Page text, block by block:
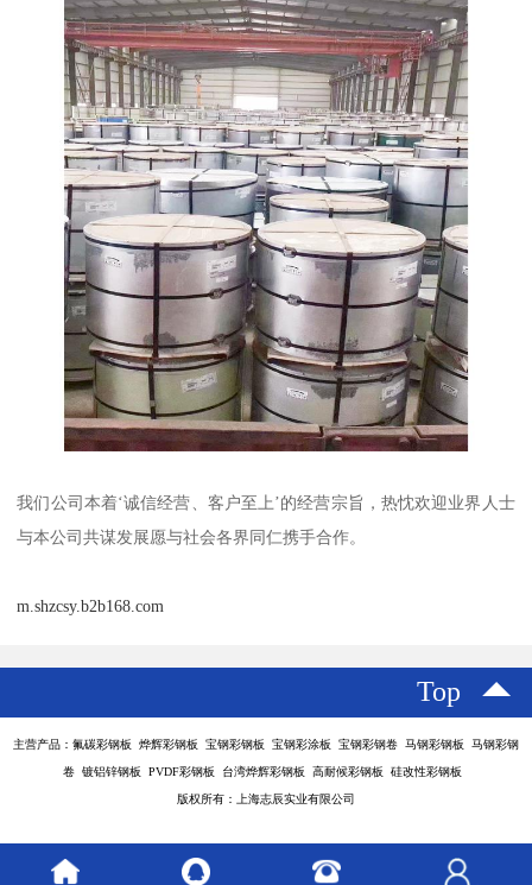
我们公司本着‘诚信经营、客户至上’的经营宗旨，热忱欢迎业界人士
与本公司共谋发展愿与社会各界同仁携手合作。
m.shzcsy.b2b168.com
Top
主营产品：氟碳彩钢板 烨辉彩钢板 宝钢彩钢板 宝钢彩涂板 宝钢彩钢卷 马钢彩钢板 马钢彩钢
卷 镀铝锌钢板 PVDF彩钢板 台湾烨辉彩钢板 高耐候彩钢板 硅改性彩钢板
版权所有：上海志辰实业有限公司